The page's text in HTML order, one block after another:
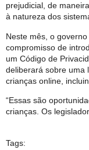
prejudicial, de
à natureza dos
Neste mês, o
compromisso de
um Código de
deliberará sobre uma
crianças online,
“Essas são
crianças. Os
Tags: